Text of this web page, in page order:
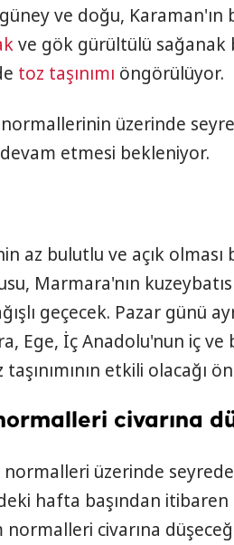
ve doğu, Karaman'ın
ve gök gürültülü sağanak
toz taşınımı öngörülüyor.
üzerinde
devam etmesi bekleniyor.
az bulutlu ve açık olması
Marmara'nın
geçecek. Pazar günü
Ege, İç Anadolu'nun iç ve
etkili olacağı
civarına
üzerinde
hafta başından
normalleri civarına